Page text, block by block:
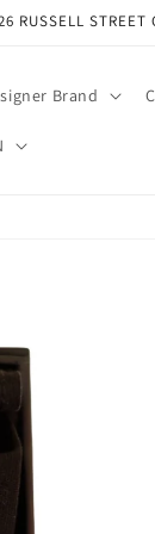
RUSSELL STREET
Brand